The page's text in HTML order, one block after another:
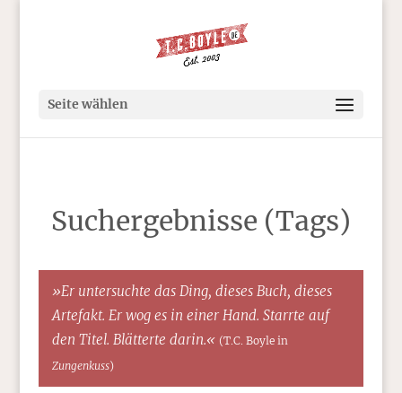
Seite wählen
Suchergebnisse (Tags)
»Er untersuchte das Ding, dieses Buch, dieses
Artefakt. Er wog es in einer Hand. Starrte auf
den Titel. Blätterte darin.« (T.C. Boyle in
Zungenkuss)